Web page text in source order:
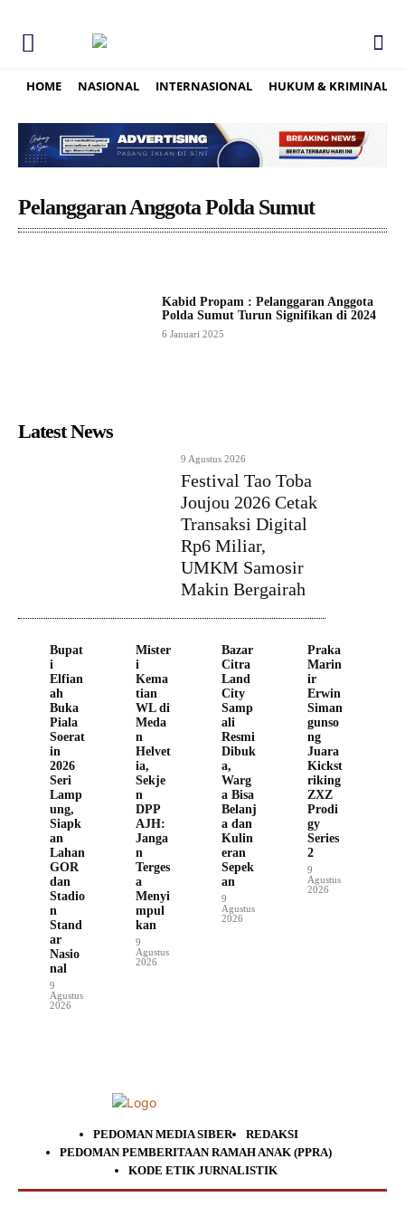
HOME NASIONAL INTERNASIONAL HUKUM & KRIMINAL
Pelanggaran Anggota Polda Sumut
Kabid Propam : Pelanggaran Anggota
Polda Sumut Turun Signifikan di 2024
6 Januari 2025
Latest News
9 Agustus 2026
Festival Tao Toba
Joujou 2026 Cetak
Transaksi Digital
Rp6 Miliar,
UMKM Samosir
Makin Bergairah
Bupat
i
Elfian
ah
Buka
Piala
Soerat
in
2026
Seri
Lamp
ung,
Siapk
an
Lahan
GOR
dan
Stadio
n
Stand
ar
Nasio
nal
9
Agustus
2026
Mister
i
Kema
tian
WL di
Meda
n
Helvet
ia,
Sekje
n
DPP
AJH:
Janga
n
Terges
a
Menyi
mpul
kan
9
Agustus
2026
Bazar
Citra
Land
City
Samp
ali
Resmi
Dibuk
a,
Warg
a Bisa
Belanj
a dan
Kulin
eran
Sepek
an
9
Agustus
2026
Praka
Marin
ir
Erwin
Siman
gunso
ng
Juara
Kickst
riking
ZXZ
Prodi
gy
Series
2
9
Agustus
2026
PEDOMAN MEDIA SIBER
REDAKSI
PEDOMAN PEMBERITAAN RAMAH ANAK (PPRA)
KODE ETIK JURNALISTIK